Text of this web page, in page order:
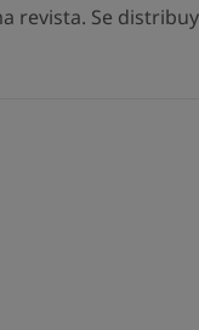
revista. Se